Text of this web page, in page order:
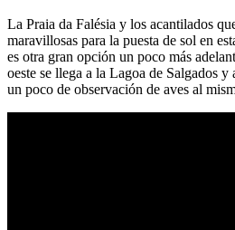
La Praia da Falésia y los acantilados
maravillosas para la puesta de sol en
es otra gran opción un poco más
oeste se llega a la Lagoa de Salgados y
un poco de observación de aves al